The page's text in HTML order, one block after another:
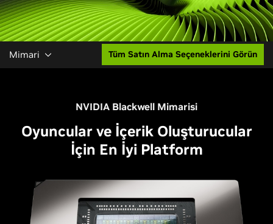
Mimari Tüm Satın Alma Seçeneklerini Görün
NVIDIA Blackwell Mimarisi
Oyuncular ve İçerik Oluşturucular
İçin En İyi Platform